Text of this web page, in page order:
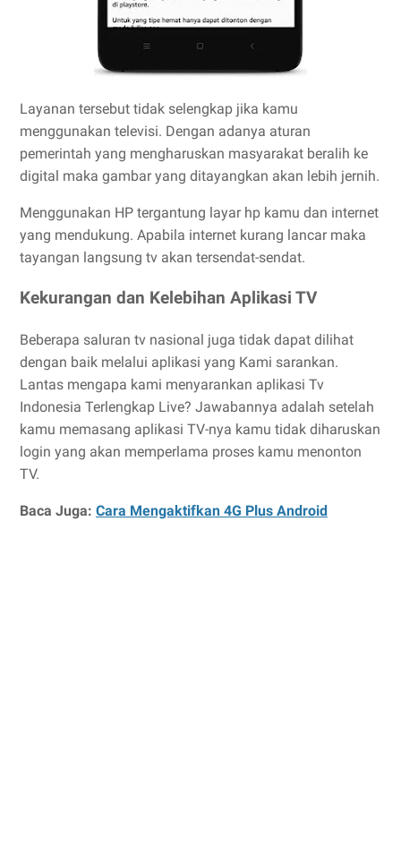
Layanan tersebut tidak selengkap jika kamu
menggunakan televisi. Dengan adanya aturan
pemerintah yang mengharuskan masyarakat beralih ke
digital maka gambar yang ditayangkan akan lebih jernih.
Menggunakan HP tergantung layar hp kamu dan internet
yang mendukung. Apabila internet kurang lancar maka
tayangan langsung tv akan tersendat-sendat.
Kekurangan dan Kelebihan Aplikasi TV
Beberapa saluran tv nasional juga tidak dapat dilihat
dengan baik melalui aplikasi yang Kami sarankan.
Lantas mengapa kami menyarankan aplikasi Tv
Indonesia Terlengkap Live? Jawabannya adalah setelah
kamu memasang aplikasi TV-nya kamu tidak diharuskan
login yang akan memperlama proses kamu menonton
TV.
Baca Juga: Cara Mengaktifkan 4G Plus Android